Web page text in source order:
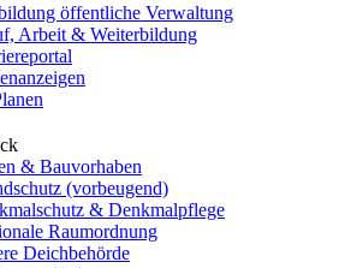
öffentliche Verwaltung
Arbeit & Weiterbildung
& Bauvorhaben
(vorbeugend)
& Denkmalpflege
Raumordnung
Deichbehörde